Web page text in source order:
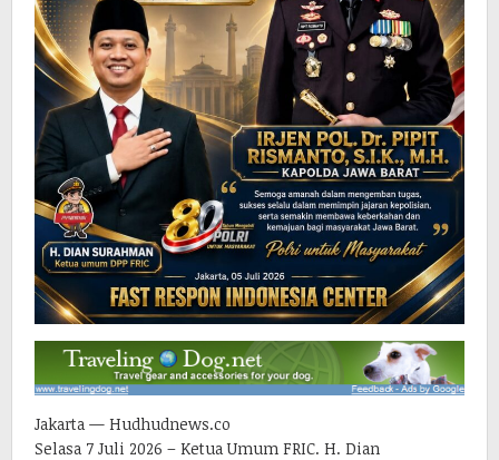
Jakarta — Hudhudnews.co
Selasa 7 Juli 2026 – Ketua Umum FRIC. H. Dian